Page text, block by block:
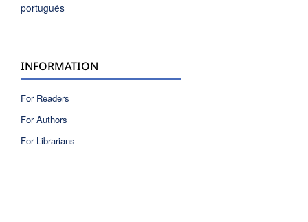
português
INFORMATION
For Readers
For Authors
For Librarians